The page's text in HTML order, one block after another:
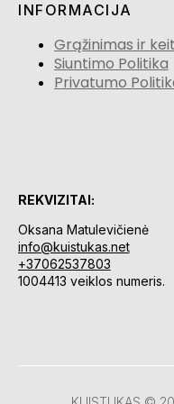
INFORMACIJA
Grąžinimas ir
Siuntimo Politika
Privatumo
REKVIZITAI:
Oksana Matulevičienė
info@kuistukas.net
+37062537803
1004413 veiklos numeris.